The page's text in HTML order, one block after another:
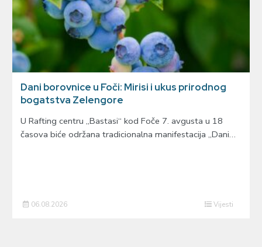
Dani borovnice u Foči: Mirisi i ukus prirodnog
bogatstva Zelengore
U Rafting centru „Bastasi“ kod Foče 7. avgusta u 18
časova biće održana tradicionalna manifestacija „Dani…
06.08.2026 Vijesti